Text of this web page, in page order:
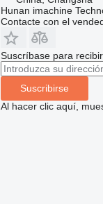
Hunan imachine
Contacte con el
Suscríbase para
Suscribirse
Al hacer clic aquí,